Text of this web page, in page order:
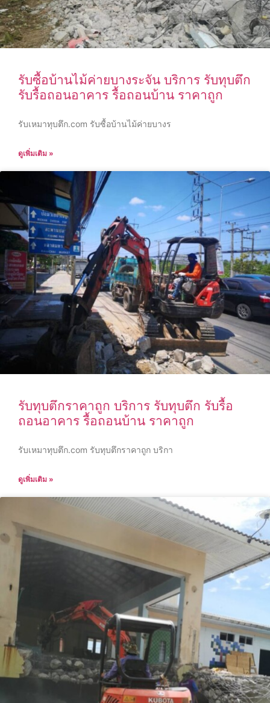
รับซื้อบ้านไม้ค่ายบางระจัน บริการ รับทุบตึก
รับรื้อถอนอาคาร รื้อถอนบ้าน ราคาถูก
รับเหมาทุบตึก.com รับซื้อบ้านไม้ค่ายบางร
ดูเพิ่มเติม »
รับทุบตึกราคาถูก บริการ รับทุบตึก รับรื้อ
ถอนอาคาร รื้อถอนบ้าน ราคาถูก
รับเหมาทุบตึก.com รับทุบตึกราคาถูก บริกา
ดูเพิ่มเติม »